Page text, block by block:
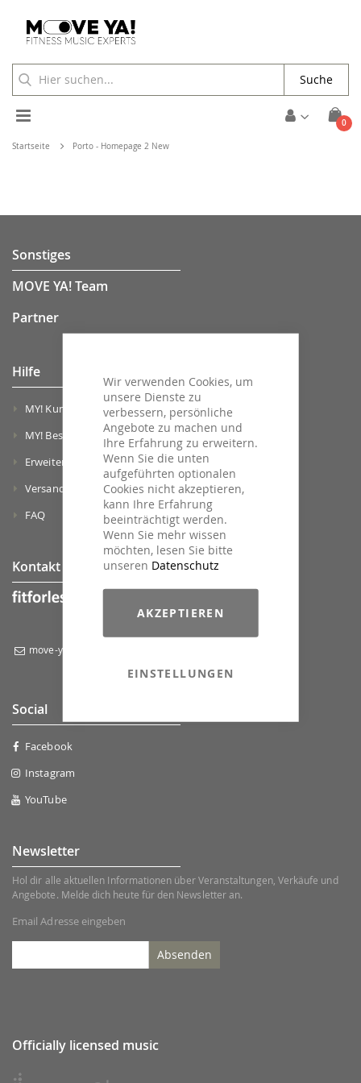
Wir verwenden Cookies, um
unsere Dienste zu
verbessern, persönliche
Angebote zu machen und
Ihre Erfahrung zu erweitern.
Wenn Sie die unten
aufgeführten optionalen
Cookies nicht akzeptieren,
kann Ihre Erfahrung
beeinträchtigt werden.
Wenn Sie mehr wissen
möchten, lesen Sie bitte
unseren Datenschutz
AKZEPTIEREN
EINSTELLUNGEN
Cart
0
Toggle
Nav
Suche
Startseite Porto - Homepage 2 New
Sonstiges
MOVE YA! Team
Partner
Hilfe
MY! Kundenkonto
MY! Bestellhistorie
Erweiterte Suche
Versand & Zahlung
FAQ
Kontakt
8003 Zürich
move-ya@fitforless.ch
Social
Facebook
Instagram
YouTube
Newsletter
Hol dir alle aktuellen Informationen über Veranstaltungen, Verkäufe und
Angebote. Melde dich heute für den Newsletter an.
Email Adresse eingeben
Absenden
Officially licensed music